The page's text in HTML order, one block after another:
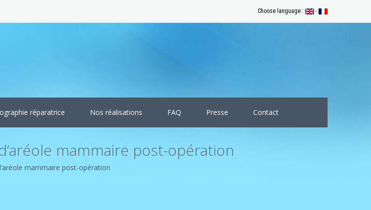
Choose language : -
réparatrice Nos réalisations FAQ Presse Contact
mammaire post-opération
mammaire post-opération